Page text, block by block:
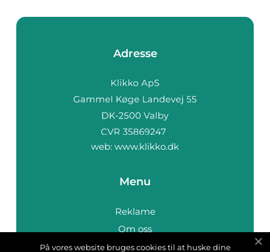
Adresse
web: www.klikko.dk
Menu
Reklame
Om oss
Cookies
På vores website bruges cookies til at huske dine